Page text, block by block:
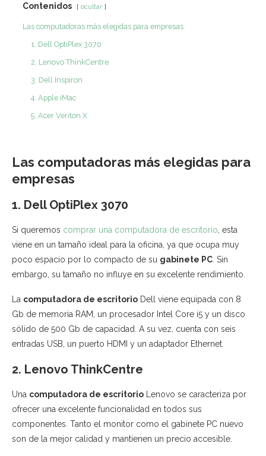
Contenidos ocultar
Las computadoras más elegidas para empresas
1. Dell OptiPlex 3070
2. Lenovo ThinkCentre
3. Dell Inspiron
4. Apple iMac
5. Acer Veriton X
Las computadoras más elegidas para
empresas
1. Dell OptiPlex 3070
Si queremos comprar una computadora de escritorio , esta
viene en un tamaño ideal para la oficina, ya que ocupa muy
poco espacio por lo compacto de su gabinete PC . Sin
embargo, su tamaño no influye en su excelente rendimiento.
La computadora de escritorio Dell viene equipada con 8
Gb de memoria RAM, un procesador Intel Core i5 y un disco
sólido de 500 Gb de capacidad. A su vez, cuenta con seis
entradas USB, un puerto HDMI y un adaptador Ethernet.
2. Lenovo ThinkCentre
Una computadora de escritorio Lenovo se caracteriza por
ofrecer una excelente funcionalidad en todos sus
componentes. Tanto el monitor como el gabinete PC nuevo
son de la mejor calidad y mantienen un precio accesible.